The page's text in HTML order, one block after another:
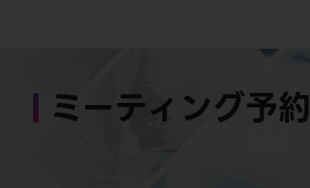
ミーティング予約